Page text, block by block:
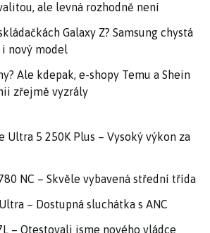
ale levná rozhodně není
Galaxy Z? Samsung chystá
nový model
Ale kdepak, e-shopy Temu a Shein
zřejmě vyzrály
Ultra 5 250K Plus – Vysoký výkon za
NC – Skvěle vybavená střední třída
– Dostupná sluchátka s ANC
– Otestovali jsme nového vládce